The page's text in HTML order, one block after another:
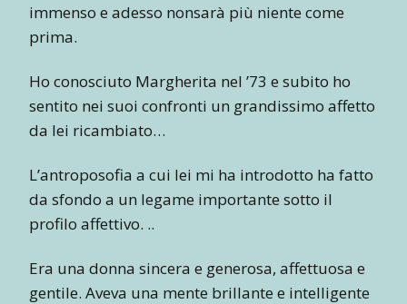
immenso e adesso nonsarà più niente come
prima.
Ho conosciuto Margherita nel ’73 e subito ho
sentito nei suoi confronti un grandissimo affetto
da lei ricambiato…
L’antroposofia a cui lei mi ha introdotto ha fatto
da sfondo a un legame importante sotto il
profilo affettivo. ..
Era una donna sincera e generosa, affettuosa e
gentile. Aveva una mente brillante e intelligente